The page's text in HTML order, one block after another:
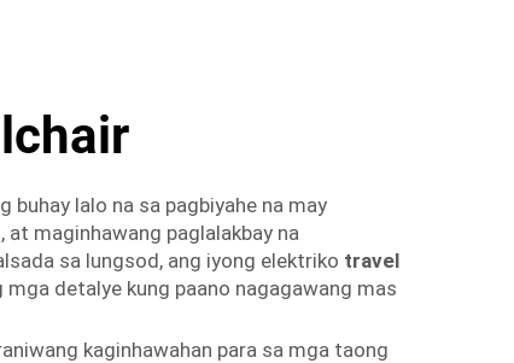
lalo na sa pagbiyahe na may
maginhawang paglalakbay na
sa lungsod, ang iyong elektriko travel
detalye kung paano nagagawang mas
kaginhawahan para sa mga taong